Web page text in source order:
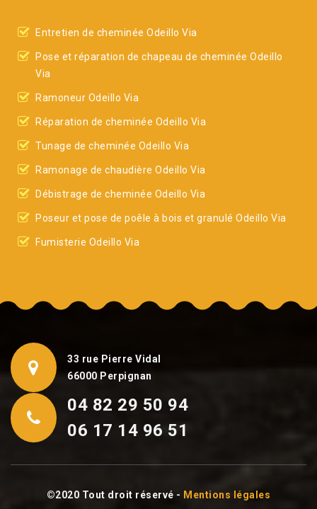
Entretien de cheminée Odeillo Via
Pose et réparation de chapeau de cheminée Odeillo
Via
Ramoneur Odeillo Via
Réparation de cheminée Odeillo Via
Tunage de cheminée Odeillo Via
Ramonage de chaudière Odeillo Via
Débistrage de cheminée Odeillo Via
Poseur et pose de poêle à bois et granulé Odeillo Via
Fumisterie Odeillo Via
33 rue Pierre Vidal
66000 Perpignan
04 82 29 50 94
06 17 14 96 51
©2020 Tout droit réservé - Mentions légales